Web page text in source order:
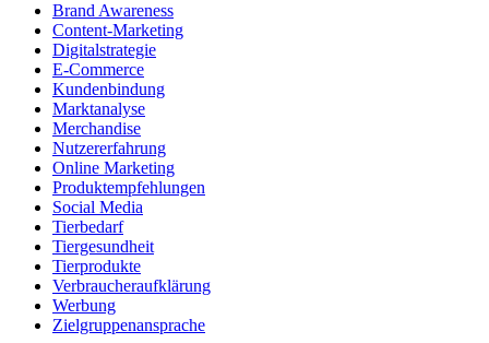
Brand Awareness
Content-Marketing
Digitalstrategie
E-Commerce
Kundenbindung
Marktanalyse
Merchandise
Nutzererfahrung
Online Marketing
Produktempfehlungen
Social Media
Tierbedarf
Tiergesundheit
Tierprodukte
Verbraucheraufklärung
Werbung
Zielgruppenansprache